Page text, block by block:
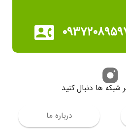
درباره ما
شبکه ها دنبال کنید